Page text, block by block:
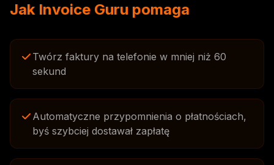
Jak Invoice Guru pomaga
Twórz faktury na telefonie w mniej niż 60
sekund
Automatyczne przypomnienia o płatnościach,
byś szybciej dostawał zapłatę